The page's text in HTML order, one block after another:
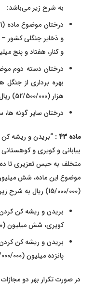
به شرح زیر می‌باشد:
و کنار، هفتاد و پنج میلیون (75/000/
بهره‌ برداری از جنگل
هزار (52/500/000) ریال.
درختان سایر گونه ها، سی
ماده 43 :
“بریدن و ریشه‌ کن
بیابانی و کویری و
متخلف به حبس تعزیری تا
(15/000/000) ریال به شرح زیر می‌باشد:
بریدن و ریشه کن کردن
کویری، شش میلیون (6/000/000) ریال.
بریدن و ریشه کن
پانزده میلیون (15/000/000) ریال.
در صورت تکرار بهر دو